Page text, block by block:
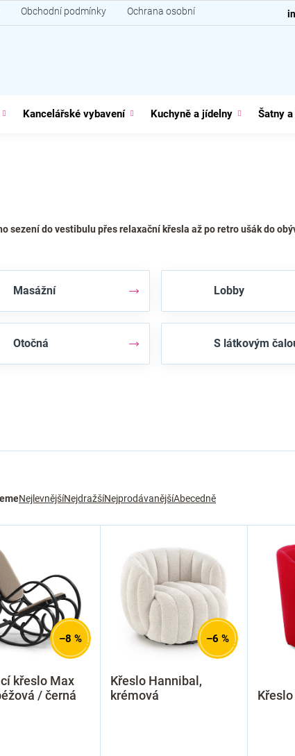
Obchodní podmínky Ochrana osobních údajů
Kancelářské vybavení Kuchyně a jídelny Šatny
sezení do vestibulu přes relaxační křesla až po retro ušák do
Masážní Lobby
Otočná S látkovým
NejlevnějšíNejdražšíNejprodávanějšíAbecedně
–8 %
křeslo Max
/ černá
–6 %
Křeslo Hannibal,
krémová